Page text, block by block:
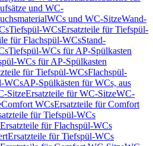
und WC-
WCs und WC-SitzeWand-
Tiefspül-WCsErsatzteile für Tiefspül-
für Flachspül-WCsStand-
Tiefspül-WCs für AP-Spülkasten
WCs für AP-Spülkasten
für Tiefspül-WCsFlachspül-
WCsAP-Spülkästen für WCs, aus
SitzeErsatzteile für WC-SitzeWC-
Comfort WCsErsatzteile für Comfort
für Tiefspül-WCs
Ersatzteile für Flachspül-WCs
Ersatzteile für Tiefspül-WCs